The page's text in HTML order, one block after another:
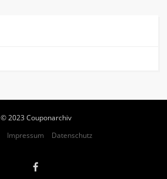
© 2023 Couponarchiv
Impressum Datenschutz